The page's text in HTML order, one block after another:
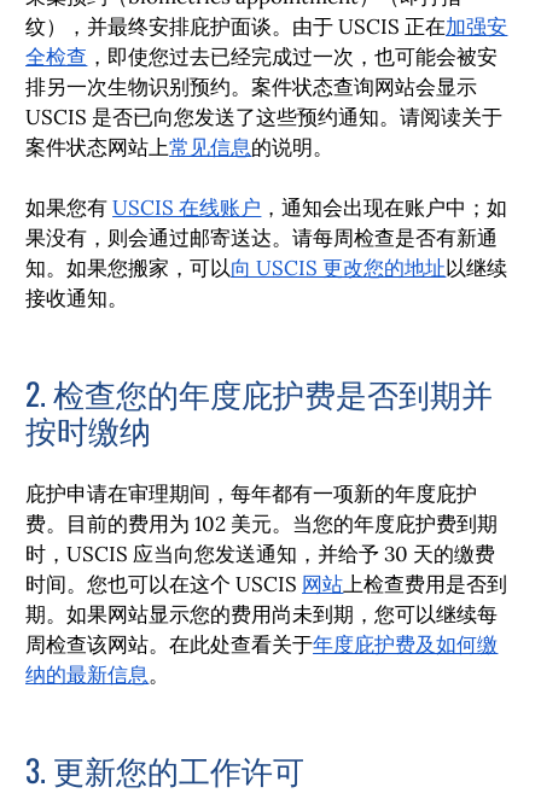
纹），并最终安排庇护面谈。由于 USCIS 正在加强安
全检查 ，即使您过去已经完成过一次，也可能会被安
排另一次生物识别预约。案件状态查询网站会显示
USCIS 是否已向您发送了这些预约通知。请阅读关于
案件状态网站上常见信息的说明。
如果您有USCIS 在线账户 ，通知会出现在账户中；如
果没有，则会通过邮寄送达。请每周检查是否有新通
知。如果您搬家，可以向 USCIS 更改您的地址以继续
接收通知。
2. 检查您的年度庇护费是否到期并
按时缴纳
庇护申请在审理期间，每年都有一项新的年度庇护
费。目前的费用为 102 美元。当您的年度庇护费到期
时，USCIS 应当向您发送通知，并给予 30 天的缴费
时间。您也可以在这个 USCIS 网站上检查费用是否到
期。如果网站显示您的费用尚未到期，您可以继续每
周检查该网站。在此处查看关于年度庇护费及如何缴
纳的最新信息。
3. 更新您的工作许可